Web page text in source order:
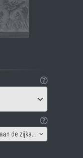
Canvas lijst - Afbeelding gespiegeld aan de zijkant